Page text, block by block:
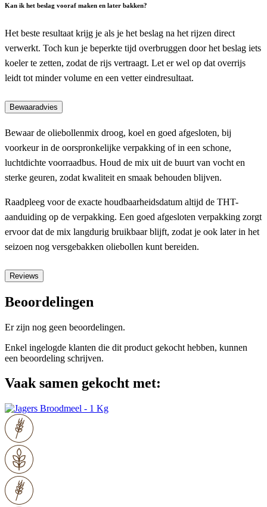
Kan ik het beslag vooraf maken en later bakken?
Het beste resultaat krijg je als je het beslag na het rijzen direct
verwerkt. Toch kun je beperkte tijd overbruggen door het beslag iets
koeler te zetten, zodat de rijs vertraagt. Let er wel op dat overrijs
leidt tot minder volume en een vetter eindresultaat.
Bewaaradvies
Bewaar de oliebollenmix droog, koel en goed afgesloten, bij
voorkeur in de oorspronkelijke verpakking of in een schone,
luchtdichte voorraadbus. Houd de mix uit de buurt van vocht en
sterke geuren, zodat kwaliteit en smaak behouden blijven.
Raadpleeg voor de exacte houdbaarheidsdatum altijd de THT-
aanduiding op de verpakking. Een goed afgesloten verpakking zorgt
ervoor dat de mix langdurig bruikbaar blijft, zodat je ook later in het
seizoen nog versgebakken oliebollen kunt bereiden.
Reviews
Beoordelingen
Er zijn nog geen beoordelingen.
Enkel ingelogde klanten die dit product gekocht hebben, kunnen
een beoordeling schrijven.
Vaak samen gekocht met: